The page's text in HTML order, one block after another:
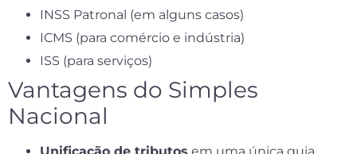
INSS Patronal (em alguns casos)
ICMS (para comércio e indústria)
ISS (para serviços)
Vantagens do Simples
Nacional